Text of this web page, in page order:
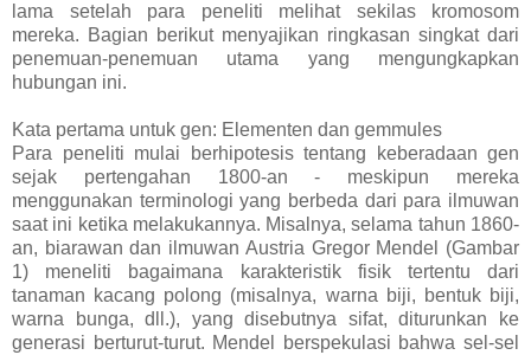
lama setelah para peneliti melihat sekilas kromosom
mereka. Bagian berikut menyajikan ringkasan singkat dari
penemuan-penemuan utama yang mengungkapkan
hubungan ini.
Kata pertama untuk gen: Elementen dan gemmules
Para peneliti mulai berhipotesis tentang keberadaan gen
sejak pertengahan 1800-an - meskipun mereka
menggunakan terminologi yang berbeda dari para ilmuwan
saat ini ketika melakukannya. Misalnya, selama tahun 1860-
an, biarawan dan ilmuwan Austria Gregor Mendel (Gambar
1) meneliti bagaimana karakteristik fisik tertentu dari
tanaman kacang polong (misalnya, warna biji, bentuk biji,
warna bunga, dll.), yang disebutnya sifat, diturunkan ke
generasi berturut-turut. Mendel berspekulasi bahwa sel-sel